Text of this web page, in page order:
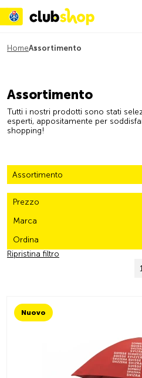
HomeAssortimento
Assortimento
Tutti i nostri prodotti sono stati
esperti, appositamente per
shopping!
Assortimento
Prezzo
Marca
Ordina
Ripristina filtro
Nuovo